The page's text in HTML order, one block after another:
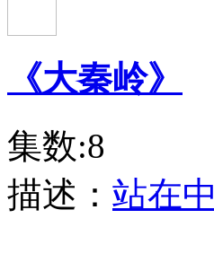
《大秦岭》
集数:8
描述： 站在